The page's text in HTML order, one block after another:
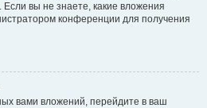
вы не знаете, какие вложения
конференции для получения
вами вложений, перейдите в ваш